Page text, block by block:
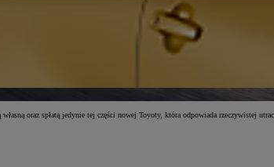
oraz spłatą jedynie tej części nowej Toyoty, która odpowiada rzeczywistej